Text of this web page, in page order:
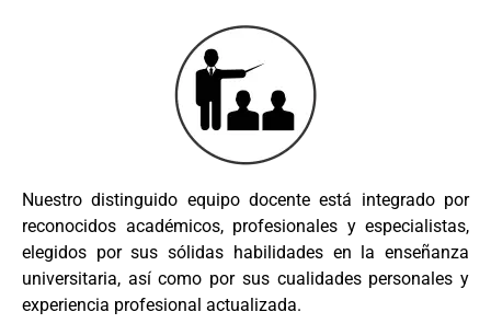
Nuestro distinguido equipo docente está integrado por
reconocidos académicos, profesionales y especialistas,
elegidos por sus sólidas habilidades en la enseñanza
universitaria, así como por sus cualidades personales y
experiencia profesional actualizada.